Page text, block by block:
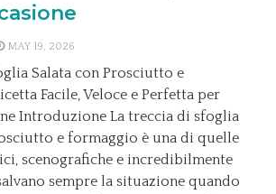
MAY 19, 2026
Salata con Prosciutto e
Facile, Veloce e Perfetta per
Introduzione La treccia di sfoglia
e formaggio è una di quelle
scenografiche e incredibilmente
sempre la situazione quando